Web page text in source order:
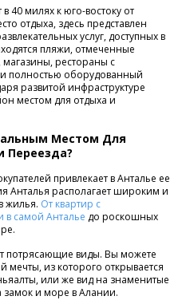
40 милях к юго-востоку от
отдыха, здесь представлен
услуг, доступных в
пляжи, отмеченные
рестораны с
полностью оборудованный
развитой инфраструктуре
местом для отдыха и
Местом Для
Переезда?
привлекает в Анталье ее
Анталья располагает широким и
жилья. От квартир с
самой Анталье до роскошных
потрясающие виды. Вы можете
мечты, из которого открывается
или же вид на знаменитые
замок и море в Алании.